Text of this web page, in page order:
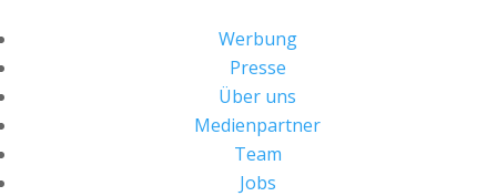
Werbung
Presse
Über uns
Medienpartner
Team
Jobs